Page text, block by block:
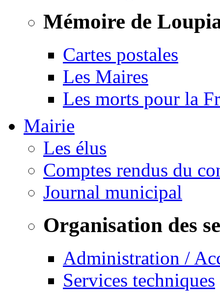
Mémoire de
Cartes postales
Les Maires
Les morts pour la
Mairie
Les élus
Comptes rendus du
Journal municipal
Organisation des
Administration /
Services techniques